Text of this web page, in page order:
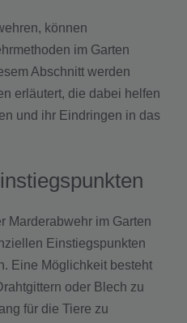
können
im Garten
Abschnitt werden
erläutert, die dabei helfen
und ihr Eindringen in das
Marderabwehr im Garten
Einstiegspunkten
Eine Möglichkeit besteht
oder Blech zu
für die Tiere zu